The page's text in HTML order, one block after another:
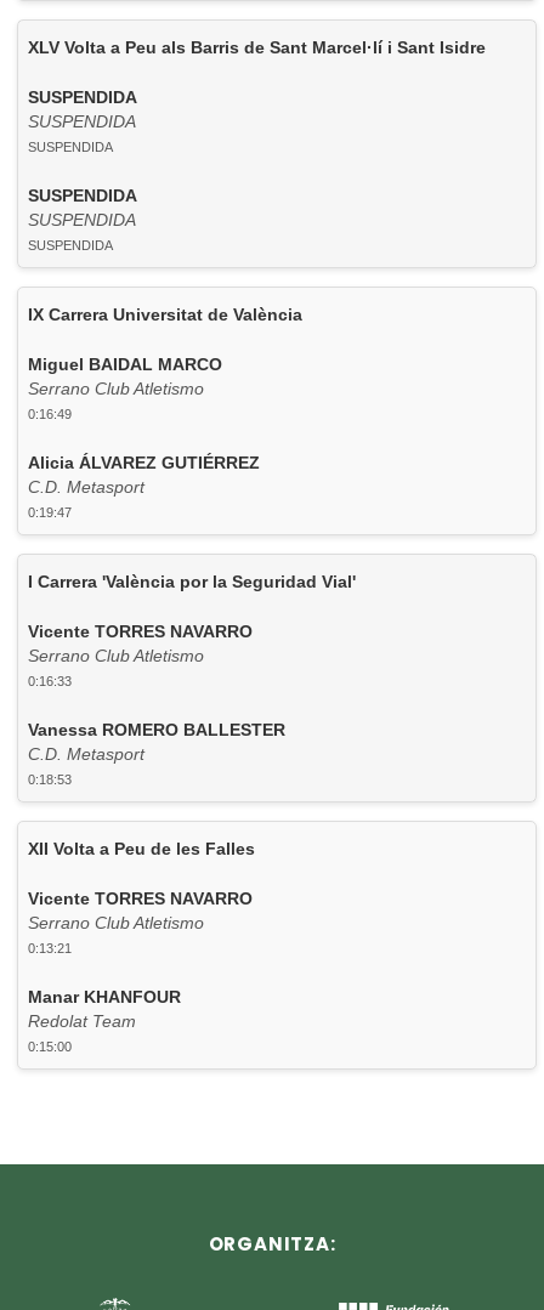
XLV Volta a Peu als Barris de Sant Marcel·lí i Sant Isidre
SUSPENDIDA
SUSPENDIDA
SUSPENDIDA
SUSPENDIDA
SUSPENDIDA
SUSPENDIDA
IX Carrera Universitat de València
Miguel BAIDAL MARCO
Serrano Club Atletismo
0:16:49
Alicia ÁLVAREZ GUTIÉRREZ
C.D. Metasport
0:19:47
I Carrera 'València por la Seguridad Vial'
Vicente TORRES NAVARRO
Serrano Club Atletismo
0:16:33
Vanessa ROMERO BALLESTER
C.D. Metasport
0:18:53
XII Volta a Peu de les Falles
Vicente TORRES NAVARRO
Serrano Club Atletismo
0:13:21
Manar KHANFOUR
Redolat Team
0:15:00
ORGANITZA: